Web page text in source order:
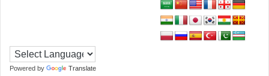
Powered by Translate